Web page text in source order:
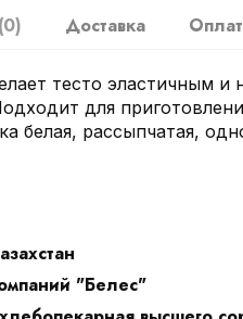
(0) Доставка
тесто эластичным и
для
белая, рассыпчатая,
"Белес"